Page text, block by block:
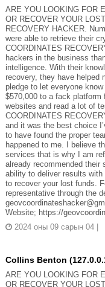
ARE YOU LOOKING FOR
OR RECOVER YOUR
RECOVERY HACKER.
were able to retrieve their
COORDINATES
hackers in the business
intelligence. With their
recovery, they have helped
pledge to let everyone
$570,000 to a fack
websites and read a lot of
COORDINATES
and it was the best choice
to have found the proper
happened to me. I believe
services that is why I am
already recommended
ability to deliver results
to recover your lost funds.
representative through the
Website; https://
2024 оны 09 сарын 04 |
Collins Benton
ARE YOU LOOKING FOR
OR RECOVER YOUR